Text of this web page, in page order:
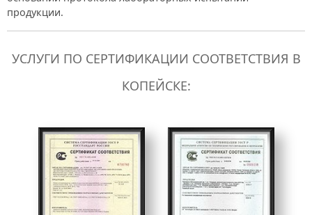
продукции.
УСЛУГИ ПО СЕРТИФИКАЦИИ СООТВЕТСТВИЯ В
КОПЕЙСКЕ: